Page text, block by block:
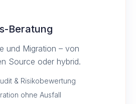
Beratung
und Migration – von
Source oder hybrid.
& Risikobewertung
ohne Ausfall